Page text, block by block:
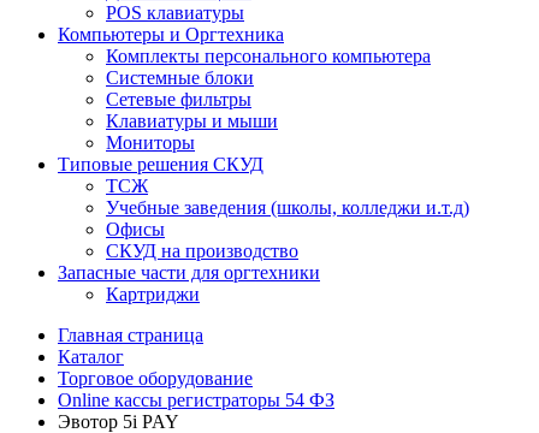
POS клавиатуры
Компьютеры и Оргтехника
Комплекты персонального компьютера
Системные блоки
Сетевые фильтры
Клавиатуры и мыши
Мониторы
Типовые решения СКУД
ТСЖ
Учебные заведения (школы, колледжи и.т.д)
Офисы
СКУД на производство
Запасные части для оргтехники
Картриджи
Главная страница
Каталог
Торговое оборудование
Online кассы регистраторы 54 ФЗ
Эвотор 5i PAY